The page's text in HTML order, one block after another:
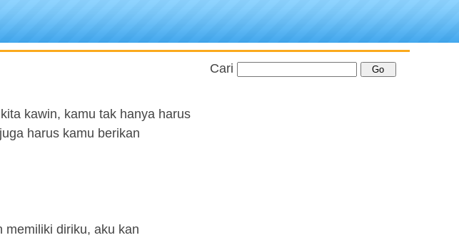
kawin, kamu tak hanya harus
harus kamu berikan
memiliki diriku, aku kan
Cari